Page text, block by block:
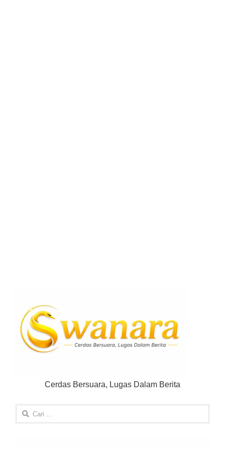
Cerdas Bersuara, Lugas Dalam Berita
Cari